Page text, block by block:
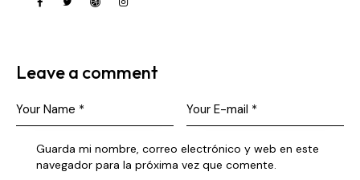
Leave a comment
Guarda mi nombre, correo electrónico y web en este
navegador para la próxima vez que comente.